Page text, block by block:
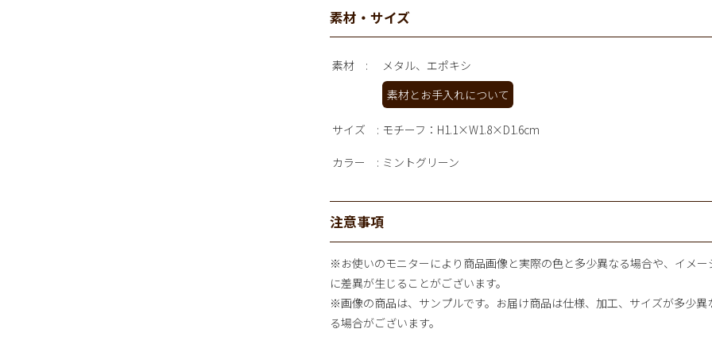
素材・サイズ
素材
メタル、エポキシ
素材とお手入れについて
サイズ モチーフ：H1.1×W1.8×D1.6cm
カラー ミントグリーン
注意事項
※お使いのモニターにより商品画像と実際の色と多少異なる場合や、イメー
に差異が生じることがございます。
※画像の商品は、サンプルです。お届け商品は仕様、加工、サイズが多少異
る場合がございます。